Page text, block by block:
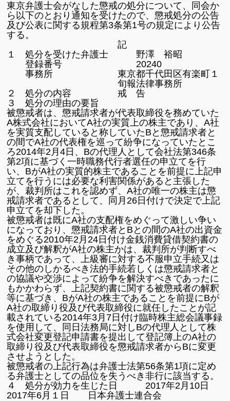
東京弁護士会がなした懲戒の処分について、同会か
ら以下のとおり通知を受けたので、懲戒処分の公告
及び公表に関する規程第3条第1号の規定により公告
する。
記
１ 処分を受けた弁護士 野澤 裕昭
登録番号 20240
事務所 東京都千代田区有楽町１
旬報法律事務所
２ 処分の内容 戒 告
３ 処分の理由の要旨
被懲戒者は、懲戒請求者が代表取締役を務めていた
A株式会社においてA社の実質上の株主であり、A社
を実質支配していると称していたBと懲戒請求者と
の間でA社の代表権を巡って紛争になっていたとこ
ろ2014年2月4日、Bの代理人として会社法第346条
第2項に基づく一時職務代行者選任の申立てを行
い、BがA社の実質的株主であることを前提に上記申
立てを行うには必要な利害関係があると主張した
が、裁判所はこれを認めず、A社の唯一の株主は懲
戒請求者であるとして、同月26日付けで決定で上記
申立てを却下した。
被懲戒者は既にA社の支配権をめぐって激しい争い
になっており、懲戒請求者とBとの間のA社の出資金
をめぐる2010年2月24日付け金銭消費貸借契約書の
成立及び解釈がA社の株主かは、裁判所が判断すべ
き事柄であって、上級審に対する不服申立手続又は
その他のしかるべき法的手続若しくは懲戒請求者と
の協議や交渉によって紛争を解決すべきであったに
もかかわらず、上記契約書に関する被懲戒者の解釈
等に基づき、BがA社の株主であることを前提にBが
A社の取締り役及び代表取締役に就任したことが記
載されている2014年3月7日付け臨時株主総会議事録
を使用して、同日法務局に対しBの代理人として株
式会社変更登記申請書を提出して登記簿上のA社の
取締り役及び代表取締役を懲戒請求者からBに変更
させようとした。
被懲戒者の上記行為は弁護士法第56条第1項に定め
る弁護士としての品位を失うべき非行に該当する。
４ 処分が効力を生じた日 2017年2月10日
2017年6月１日 日本弁護士連合会